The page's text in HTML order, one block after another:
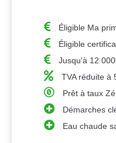
Éligible Ma
Éligible
Jusqu'à 12
TVA réduite à
Prêt à taux
Démarches
Eau chaude